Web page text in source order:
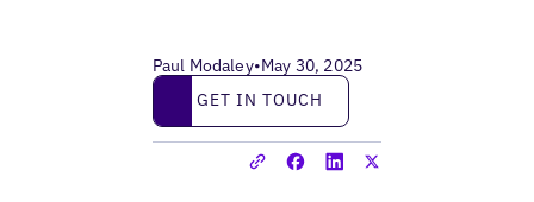
Paul Modaley•May 30, 2025
Get in touch
GET IN TOUCH